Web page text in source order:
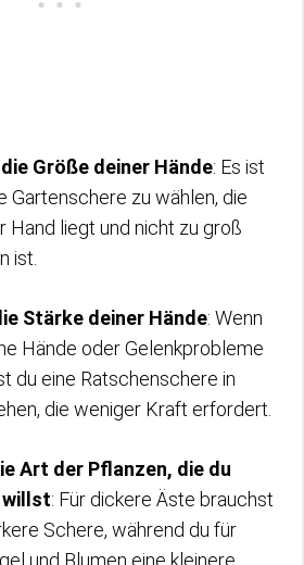
Größe deiner Hände: Es ist
Gartenschere zu wählen, die
Hand liegt und nicht zu groß
ist.
Stärke deiner Hände: Wenn
Hände oder Gelenkprobleme
du eine Ratschenschere in
die weniger Kraft erfordert.
Art der Pflanzen, die du
willst: Für dickere Äste brauchst
Schere, während du für
und Blumen eine kleinere